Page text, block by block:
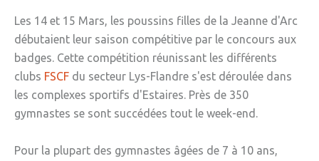
Les 14 et 15 Mars, les poussins filles de la Jeanne d'Arc
débutaient leur saison compétitive par le concours aux
badges. Cette compétition réunissant les différents
clubs FSCF du secteur Lys-Flandre s'est déroulée dans
les complexes sportifs d'Estaires. Près de 350
gymnastes se sont succédées tout le week-end.
Pour la plupart des gymnastes âgées de 7 à 10 ans,